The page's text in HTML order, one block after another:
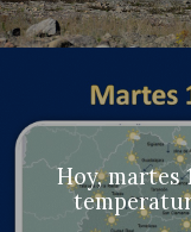
Hoy, martes